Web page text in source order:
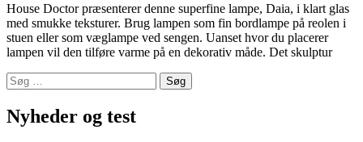
House Doctor præsenterer denne superfine lampe, Daia, i klart glas
med smukke teksturer. Brug lampen som fin bordlampe på reolen i
stuen eller som væglampe ved sengen. Uanset hvor du placerer
lampen vil den tilføre varme på en dekorativ måde. Det skulptur
Søg
efter:
Nyheder og test